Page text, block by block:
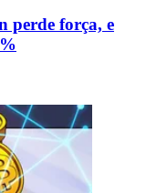
perde força, e